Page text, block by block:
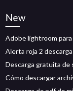
New
Adobe lightroom
Alerta roja 2
Descarga gratuita
Cómo descargar